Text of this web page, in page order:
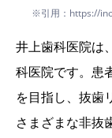
※引用：https://
井上歯科医院は
科医院です。患
を目指し、抜歯
さまざまな非抜